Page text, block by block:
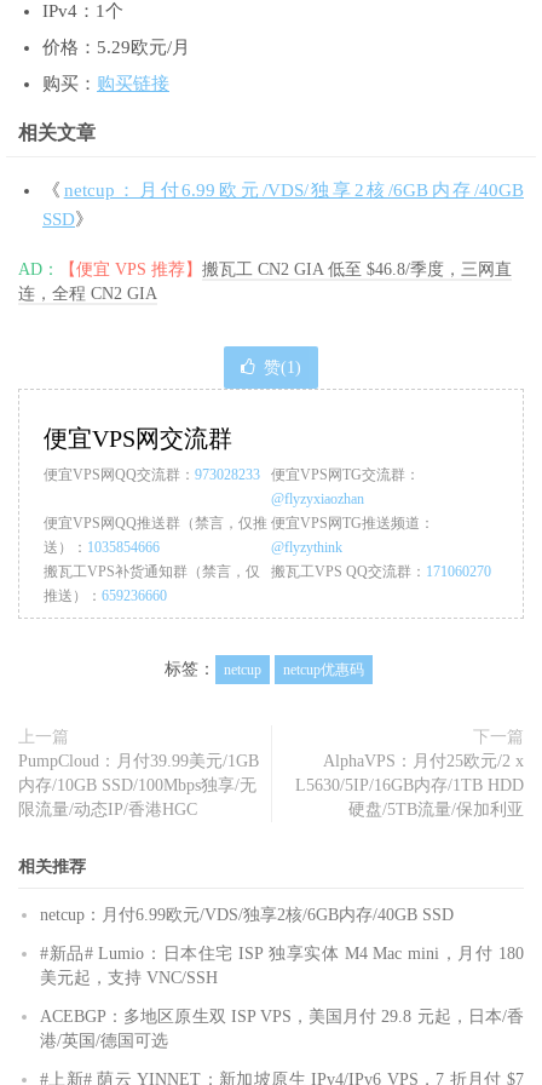
IPv4：1个
价格：5.29欧元/月
购买： 购买链接
相关文章
《 netcup：月付6.99欧元/VDS/独享2核/6GB内存/40GB
SSD》
AD： 【便宜 VPS 推荐】 搬瓦工 CN2 GIA 低至 $46.8/季度，三网直
连，全程 CN2 GIA
赞(1)
便宜VPS网交流群
便宜VPS网QQ交流群： 973028233
便宜VPS网TG交流群：
@flyzyxiaozhan
便宜VPS网QQ推送群（禁言，仅推
送）： 1035854666
便宜VPS网TG推送频道：
@flyzythink
搬瓦工VPS补货通知群（禁言，仅
推送）： 659236660
搬瓦工VPS QQ交流群： 171060270
标签： netcup netcup优惠码
上一篇
PumpCloud：月付39.99美元/1GB
内存/10GB SSD/100Mbps独享/无
限流量/动态IP/香港HGC
下一篇
AlphaVPS：月付25欧元/2 x
L5630/5IP/16GB内存/1TB HDD
硬盘/5TB流量/保加利亚
相关推荐
netcup：月付6.99欧元/VDS/独享2核/6GB内存/40GB SSD
#新品# Lumio：日本住宅 ISP 独享实体 M4 Mac mini，月付 180
美元起，支持 VNC/SSH
ACEBGP：多地区原生双 ISP VPS，美国月付 29.8 元起，日本/香
港/英国/德国可选
#上新# 荫云 YINNET：新加坡原生 IPv4/IPv6 VPS，7 折月付 $7